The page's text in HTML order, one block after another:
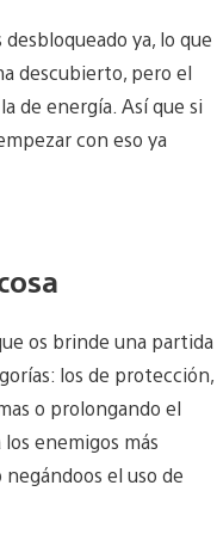
ya, lo que
descubierto, pero el
de energía. Así que si
con eso ya
os brinde una partida
los de protección,
o prolongando el
enemigos más
el uso de